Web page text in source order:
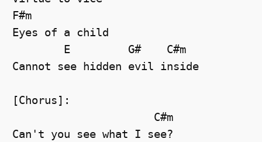
F#m
Eyes of a child
        E         G#    C#m
Cannot see hidden evil inside
[Chorus]:
                      C#m
Can't you see what I see?